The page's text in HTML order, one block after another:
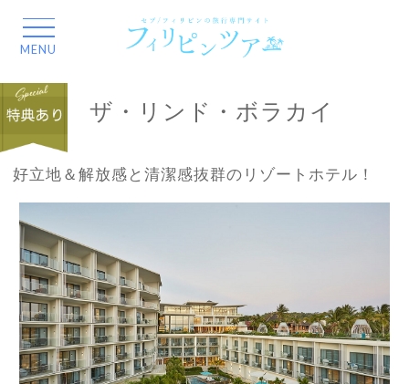
ザ・リンド・ボラカイ
好立地＆解放感と清潔感抜群のリゾートホテル！